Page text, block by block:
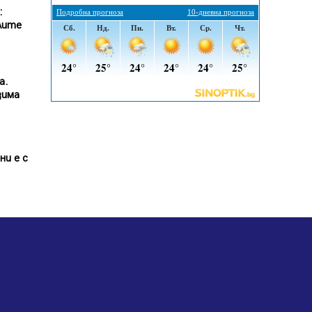
е с
въглищните райони
05.08.2026, 14:57
Звезди от световна сцена в
Перник ще пеят на Пернишката